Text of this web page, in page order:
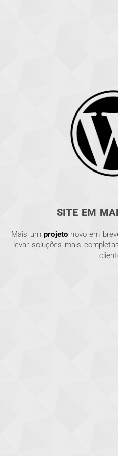
SITE EM
Mais umprojetonovo em
levar soluções mais